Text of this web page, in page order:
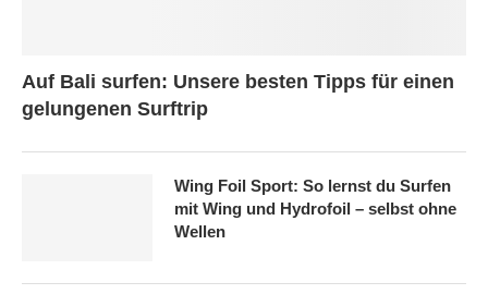
Auf Bali surfen: Unsere besten Tipps für einen
gelungenen Surftrip
Wing Foil Sport: So lernst du Surfen
mit Wing und Hydrofoil – selbst ohne
Wellen